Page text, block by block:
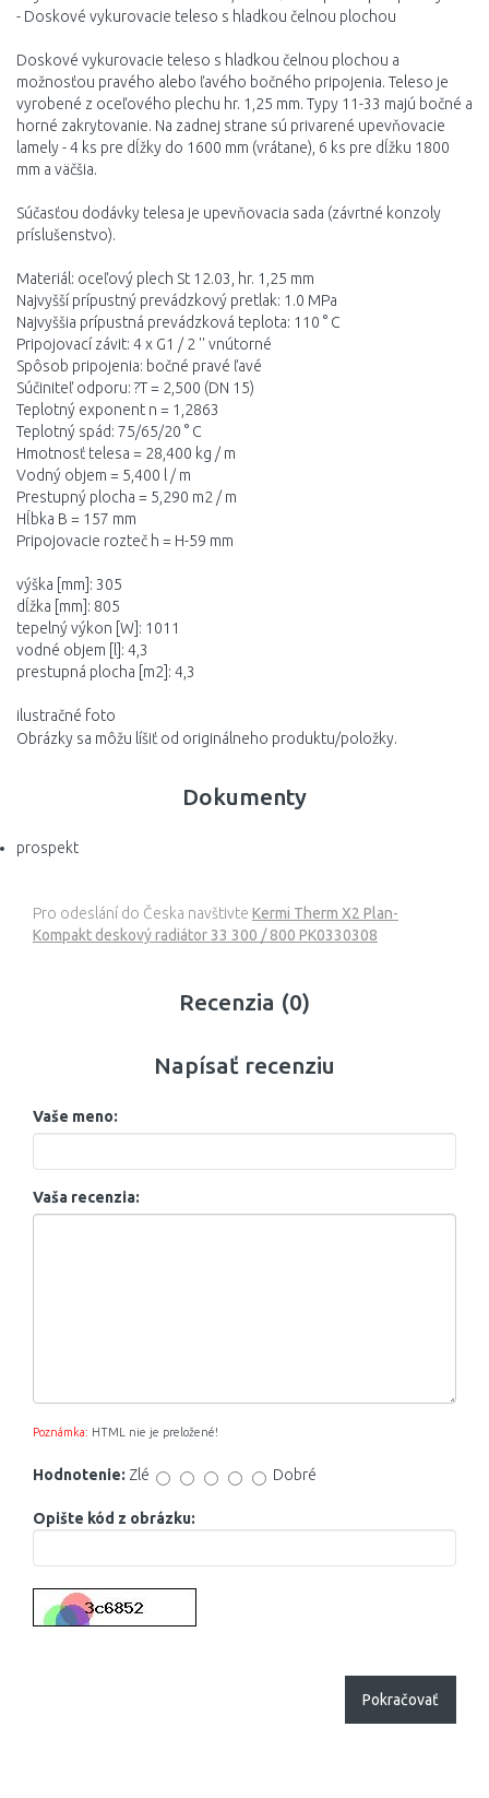
- Doskové vykurovacie teleso s hladkou čelnou plochou
Doskové vykurovacie teleso s hladkou čelnou plochou a
možnosťou pravého alebo ľavého bočného pripojenia. Teleso je
vyrobené z oceľového plechu hr. 1,25 mm. Typy 11-33 majú bočné a
horné zakrytovanie. Na zadnej strane sú privarené upevňovacie
lamely - 4 ks pre dĺžky do 1600 mm (vrátane), 6 ks pre dĺžku 1800
mm a väčšia.
Súčasťou dodávky telesa je upevňovacia sada (závrtné konzoly
príslušenstvo).
Materiál: oceľový plech St 12.03, hr. 1,25 mm
Najvyšší prípustný prevádzkový pretlak: 1.0 MPa
Najvyššia prípustná prevádzková teplota: 110 ° C
Pripojovací závit: 4 x G1 / 2 '' vnútorné
Spôsob pripojenia: bočné pravé ľavé
Súčiniteľ odporu: ?T = 2,500 (DN 15)
Teplotný exponent n = 1,2863
Teplotný spád: 75/65/20 ° C
Hmotnosť telesa = 28,400 kg / m
Vodný objem = 5,400 l / m
Prestupný plocha = 5,290 m2 / m
Hĺbka B = 157 mm
Pripojovacie rozteč h = H-59 mm
výška [mm]: 305
dĺžka [mm]: 805
tepelný výkon [W]: 1011
vodné objem [l]: 4,3
prestupná plocha [m2]: 4,3
ilustračné foto
Obrázky sa môžu líšiť od originálneho produktu/položky.
Dokumenty
prospekt
Pro odeslání do Česka navštivte Kermi Therm X2 Plan-
Kompakt deskový radiátor 33 300 / 800 PK0330308
Recenzia (0)
Napísať recenziu
Vaše meno:
Vaša recenzia:
Poznámka: HTML nie je preložené!
Hodnotenie: Zlé Dobré
Opište kód z obrázku:
Pokračovať